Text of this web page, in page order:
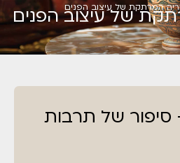
המרתקת של עיצוב הפנים
של עיצוב הפנים
סיפור של תרבות